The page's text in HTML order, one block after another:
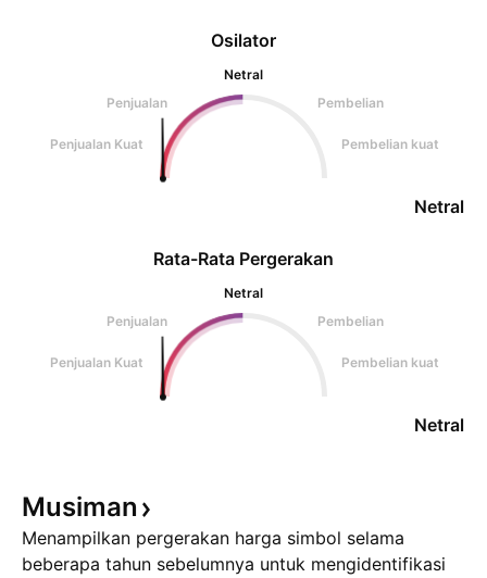
Osilator
Netral
Penjualan
Pembelian
Penjualan Kuat Pembelian kuat
Netral
Rata-Rata Pergerakan
Netral
Penjualan
Pembelian
Penjualan Kuat Pembelian kuat
Netral
Musiman
Menampilkan pergerakan harga simbol selama
beberapa tahun sebelumnya untuk mengidentifikasi